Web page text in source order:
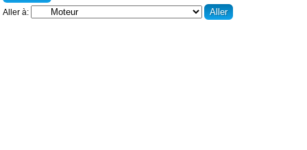
Aller à: